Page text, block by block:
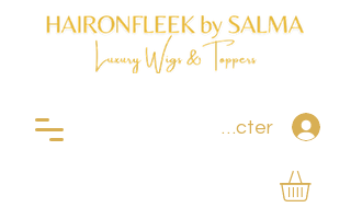
Se connecter